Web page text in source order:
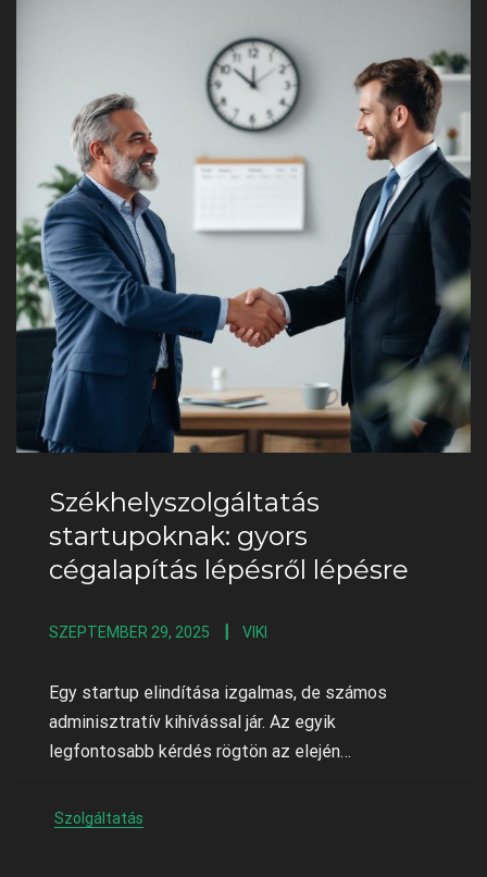
Székhelyszolgáltatás
startupoknak: gyors
cégalapítás lépésről lépésre
SZEPTEMBER 29, 2025 VIKI
Egy startup elindítása izgalmas, de számos
adminisztratív kihívással jár. Az egyik
legfontosabb kérdés rögtön az elején…
Szolgáltatás